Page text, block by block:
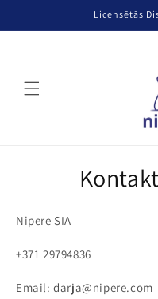
Licensētās
Nipere SIA
+371 29794836
Email: darja@nipere.com